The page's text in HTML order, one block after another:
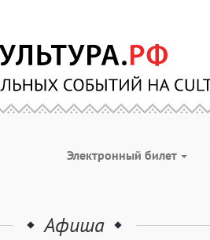
Электронный билет
Афиша